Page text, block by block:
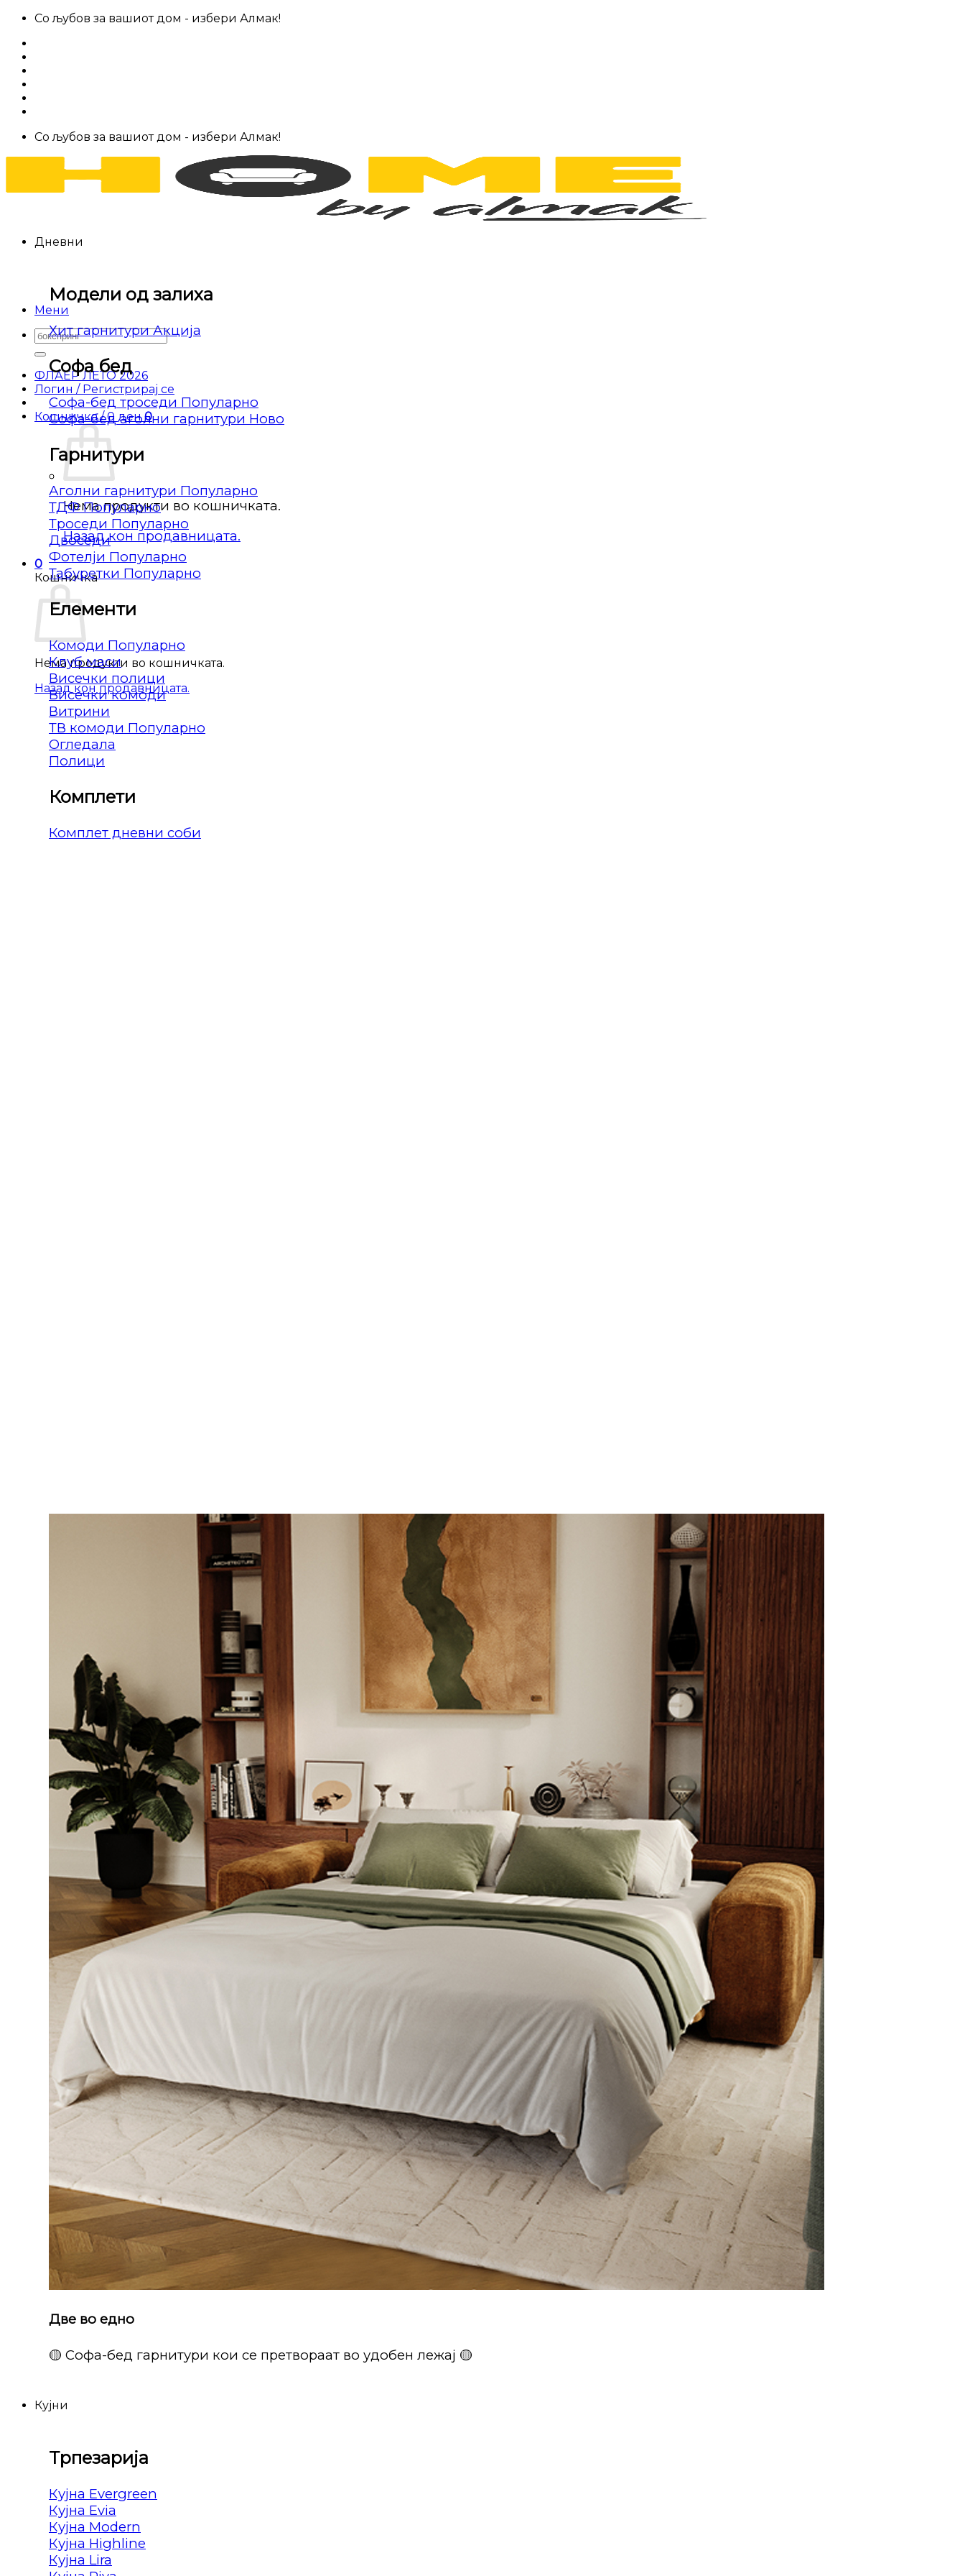
Skip
content
Со љубов за вашиот дом - избери Алмак!
Со љубов за вашиот дом - избери Алмак!
Мени
Барај
за:
ФЛАЕР ЛЕТО 2026
Логин / Регистрирај се
Кошничка /0 ден 0
Нема продукти во кошничката.
Назад кон продавницата.
0
Кошничка
Нема продукти во кошничката.
Назад кон продавницата.
Дневни
Модели од залиха
Хит гарнитури
Софа бед
Софа-бед троседи
Софа-бед аголни гарнитури
Гарнитури
Аголни гарнитури
ТДФ
Троседи
Двоседи
Фотелји
Табуретки
Елементи
Комоди
Клуб маси
Висечки полици
Висечки комоди
Витрини
ТВ комоди
Огледала
Полици
Комплети
Комплет дневни соби
Две во едно
🟡 Софа-бед гарнитури кои се претвораат во удобен лежај 🟡
Кујни
Трпезарија
Кујна Evergreen
Кујна Evia
Кујна Modern
Кујна Highline
Кујна Lira